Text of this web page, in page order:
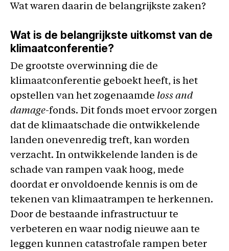
Wat waren daarin de belangrijkste zaken?
Wat is de belangrijkste uitkomst van de
klimaatconferentie?
De grootste overwinning die de
klimaatconferentie geboekt heeft, is het
opstellen van het zogenaamde loss and
damage-fonds. Dit fonds moet ervoor zorgen
dat de klimaatschade die ontwikkelende
landen onevenredig treft, kan worden
verzacht. In ontwikkelende landen is de
schade van rampen vaak hoog, mede
doordat er onvoldoende kennis is om de
tekenen van klimaatrampen te herkennen.
Door de bestaande infrastructuur te
verbeteren en waar nodig nieuwe aan te
leggen kunnen catastrofale rampen beter